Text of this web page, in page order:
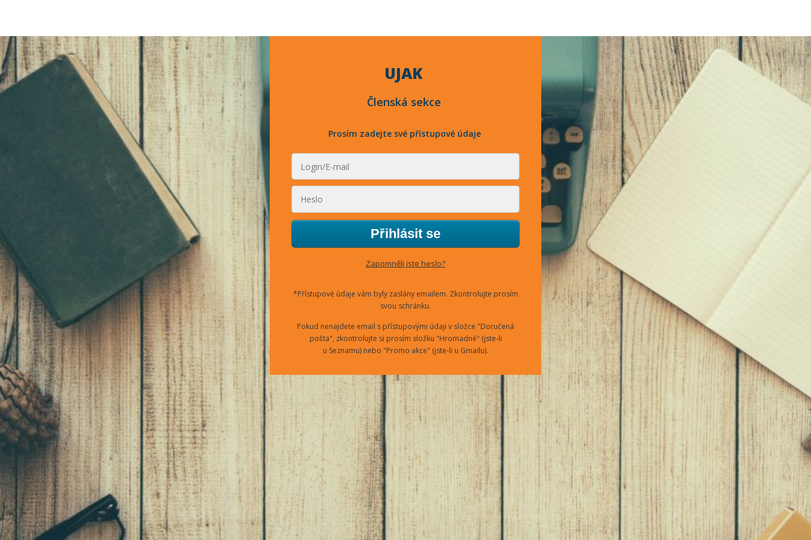
UJAK
Členská sekce
Prosím zadejte své přístupové údaje
Přihlásit se
Zapomněli jste heslo?
*Přístupové údaje vám byly zaslány emailem. Zkontrolujte prosím
svou schránku.
Pokud nenajdete email s přístupovými údaji v složce "Doručená
pošta", zkontrolujte si prosím složku "Hromadné" (jste-li
u Seznamu) nebo "Promo akce" (jste-li u Gmailu).